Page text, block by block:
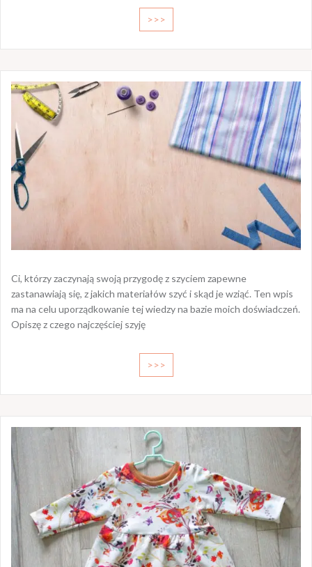
>>>
Ci, którzy zaczynają swoją przygodę z szyciem zapewne
zastanawiają się, z jakich materiałów szyć i skąd je wziąć. Ten wpis
ma na celu uporządkowanie tej wiedzy na bazie moich doświadczeń.
Opiszę z czego najczęściej szyję
>>>